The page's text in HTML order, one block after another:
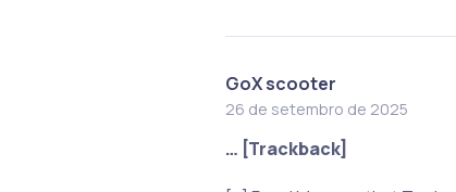
GoX scooter
26 de setembro de 2025
… [Trackback]